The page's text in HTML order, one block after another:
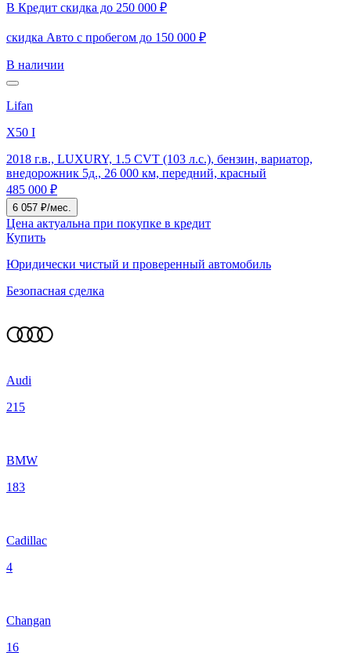
В Кредит скидка до 250 000 ₽
скидка Авто с пробегом до 150 000 ₽
В наличии
Lifan
X50 I
2018 г.в., LUXURY, 1.5 CVT (103 л.с.), бензин, вариатор,
внедорожник 5д., 26 000 км, передний, красный
485 000 ₽
6 057 ₽/мес.
Цена актуальна при покупке в кредит
Купить
Юридически чистый и проверенный автомобиль
Безопасная сделка
Audi
215
BMW
183
Cadillac
4
Changan
16